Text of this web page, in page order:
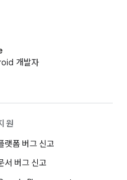
개발자
원
랫폼 버그 신고
서 버그 신고